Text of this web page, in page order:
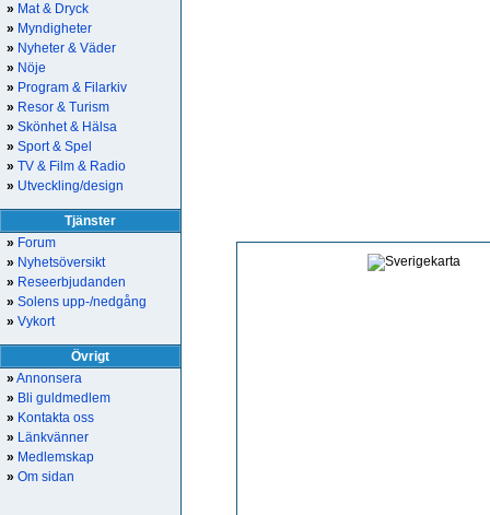
» Mat & Dryck
» Myndigheter
» Nyheter & Väder
» Nöje
» Program & Filarkiv
» Resor & Turism
» Skönhet & Hälsa
» Sport & Spel
» TV & Film & Radio
» Utveckling/design
Tjänster
» Forum
» Nyhetsöversikt
» Reseerbjudanden
» Solens upp-/nedgång
» Vykort
Övrigt
» Annonsera
» Bli guldmedlem
» Kontakta oss
» Länkvänner
» Medlemskap
» Om sidan